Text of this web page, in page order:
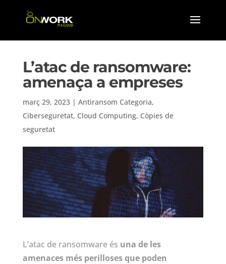
L’atac de ransomware:
amenaça a empreses
març 29, 2023| Antiransom Categoria,
Ciberseguretat, Cloud Computing, Còpies de
seguretat
L’atac de ransomware és una de les
amenaces més perilloses que poden